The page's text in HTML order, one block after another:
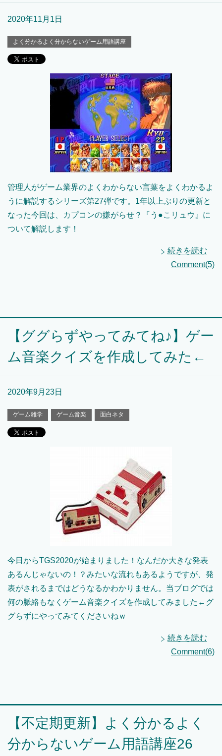
2020年11月1日
よく分かるよく分からないゲーム用語講座
管理人がゲーム業界のよくわからない言葉をよくわかるよ
うに解説するシリーズ第27弾です。1年以上ぶりの更新と
なった今回は、カプコンの嫌がらせ？『う●こリュウ』に
ついて解説します！
続きを読む
Comment(5)
【ググらずやってみてね♪】ゲー
ム音楽クイズを作成してみた←
2020年9月23日
ゲーム雑学 ゲーム音楽 面白ネタ
今日からTGS2020が始まりました！なんだか大きな発表
あるんじゃないの！？みたいな流れもあるようですが、発
表がされるまではどうなるかわかりません。当ブログでは
何の脈絡もなくゲーム音楽クイズを作成してみました←グ
グらずにやってみてくださいねｗ
続きを読む
Comment(6)
【不定期更新】よく分かるよく
分からないゲーム用語講座26